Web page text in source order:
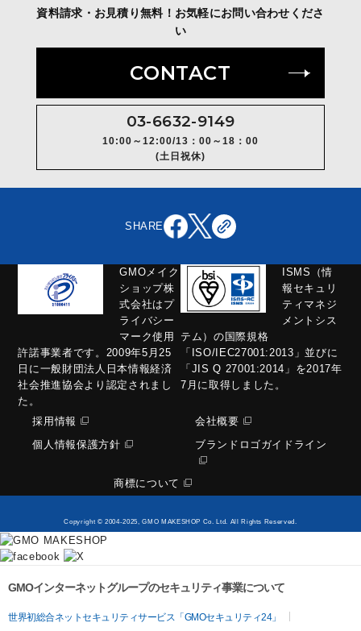
資料請求・お見積り無料！お気軽にお問い合わせくださ
い
CONTACT
03-6632-9149
10:00～12:00/13：00～18：00
(土日祝休)
SHARE
GMOメイク
ショップ株
式会社はプ
ライバシー
マーク使用
許諾事業者です。2009年5月25
日に一般財団法人日本情報経済
社会推進協会より認定されまし
た。
ISMS（情
報セキュリ
ティマネジ
メントシス
テム）の国際規格
「ISO/IEC27001:2013」並びに
「JIS Q 27001:2014」を2017年
7月に取得しました。
採用情報
会社概要
個人情報保護方針
ブランドロゴガイドライン
商標について
Copyright © 2004-2025, GMO MAKESHOP Co. Ltd. All Rights Reserved.
GMOインターネットグループのセキュリティ事業について
世界初総合ネットセキュリティサービス「GMOセキュリティ24」